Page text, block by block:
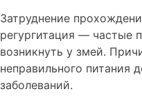
Затруднение
регургитация — частые
возникнуть у змей.
неправильного питания
заболеваний.